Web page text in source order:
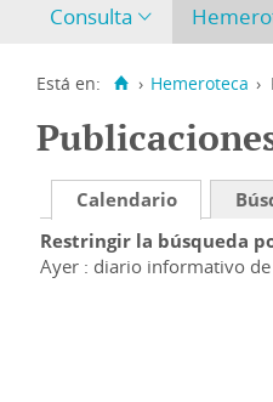
Consulta
Está en: › Hemeroteca ›
Calendario
Restringir la búsqueda
Ayer : diario informativo